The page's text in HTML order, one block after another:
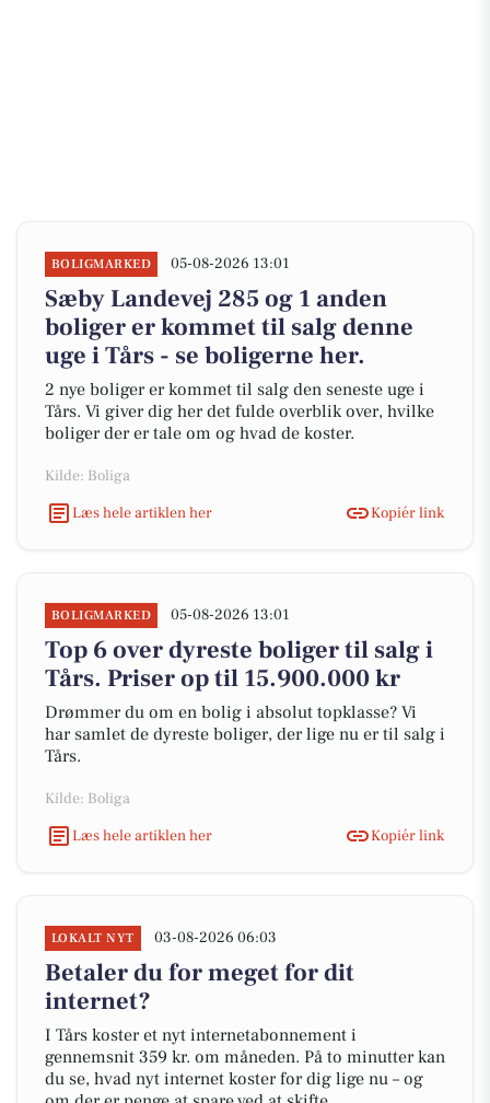
BOLIGMARKED 05-08-2026 13:01
Sæby Landevej 285 og 1 anden
boliger er kommet til salg denne
uge i Tårs - se boligerne her.
2 nye boliger er kommet til salg den seneste uge i
Tårs. Vi giver dig her det fulde overblik over, hvilke
boliger der er tale om og hvad de koster.
Kilde: Boliga
Læs hele artiklen her
Kopiér link
BOLIGMARKED 05-08-2026 13:01
Top 6 over dyreste boliger til salg i
Tårs. Priser op til 15.900.000 kr
Drømmer du om en bolig i absolut topklasse? Vi
har samlet de dyreste boliger, der lige nu er til salg i
Tårs.
Kilde: Boliga
Læs hele artiklen her
Kopiér link
LOKALT NYT 03-08-2026 06:03
Betaler du for meget for dit
internet?
I Tårs koster et nyt internetabonnement i
gennemsnit 359 kr. om måneden. På to minutter kan
du se, hvad nyt internet koster for dig lige nu – og